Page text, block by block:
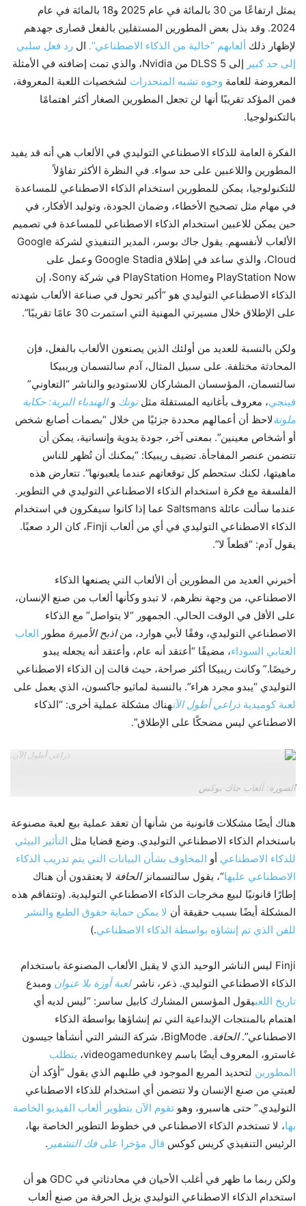
يمثل ارتفاعًا من 30 بالمائة في عام 2025 و18 بالمائة في عام
2024. وقد بذل بعض المطورين المستقلين بالفعل قصارى جهدهم
لإظهار ذلك ألعابهم “خالية من الذكاء الاصطناعي”. ال رد فعل سلبي
إلى حد كبير
إلى DLSS 5 من Nvidia، والذي تمت إضافته في الأمثلة
المعروضة للعامة وجوه تشبه المنحدرات لشخصيات اللعبة المعروفة،
فمن المؤكد تقريبًا أنها لن تجعل المطورين الصغار أكثر اهتمامًا
بالتكنولوجيا.
الفكرة العامة للذكاء الاصطناعي التوليدي في الألعاب هي أنه قد يفيد
المطورين واللاعبين على حد سواء. في النظرة الأكثر تفاؤلاً
للتكنولوجيا، يمكن للمطورين استخدام الذكاء الاصطناعي للمساعدة
في مهام مثل تصحيح الأخطاء، وضمان الجودة، وتوليد الأفكار، في
حين يمكن للاعبين استخدام الذكاء الاصطناعي للمساعدة في تصميم
الألعاب لأنفسهم. يقول جاك بوسر، المدير التنفيذي لشركة Google
Cloud، والذي ساعد في إطلاق Google Stadia وعمل على
PlayStation Now وPlayStation Home في شركة Sony، إن
الذكاء الاصطناعي التوليدي هو “أكبر تحول في صناعة الألعاب شهدته
على الإطلاق خلال مسيرتي المهنية التي استمرت 30 عامًا تقريبًا”.
ولكن بالنسبة للعديد من أولئك الذين يصنعون الألعاب بالفعل، فإن
المحادثة مختلفة. على سبيل المثال، آدم سالتسمان وريبيكا
سالتسمان، المؤسسان المشاركان للاستوديو والناشر “التعاوني”
فينجي، معروف بأغانيه المستقلة مثلتونك والهندباء البرية: حكاية
ملونةلاحظ أن أعمالهم محددة جزئيًا من خلال “بصمات أصابع شخص
أو أشخاص معينين”. بمعنى آخر، جودة يدوية وإنسانية، يمكن أن
تتضمن عنصر المفاجأة. تضيف ريبيكا: “يمكنك أن تُظهر للناس
ماهيتها، لكنك ستحطم كل توقعاتهم عندما يلعبونها”. تتعارض هذه
الفلسفة مع فكرة استخدام الذكاء الاصطناعي التوليدي في التطوير.
عندما سألت عائلة Saltsmans عما إذا كانوا سيفكرون في استخدام
الذكاء الاصطناعي التوليدي في أي من ألعاب Finji، كان الرد صعبًا.
يقول آدم: “قطعاً لا”.
أخبرني العديد من المطورين أن الألعاب التي يصنعها الذكاء
الاصطناعي، من وجهة نظرهم، لا تبدو وكأنها ألعاب من صنع الإنسان،
على الأقل في الوقت الحالي. الجمهور “لا يتواصل” مع الذكاء
الاصطناعي التوليدي، وفقًا لأبي هوارد، مناذبح الأميرة مطور العاب
العتابي السوداء، مضيفًا “أعتقد أنه عام، وأعتقد أنه يجعله يبدو
رخيصًا.” وكانت ريبيكا أكثر صراحة، حيث قالت إن الذكاء الاصطناعي
التوليدي “يبدو مجرد هراء”. بالنسبة لماثيو جاكسون، الذي يعمل على
لعبة كوميدية ذراعي أطول الآنهناك مشكلة عملية أخرى: “الذكاء
الاصطناعي ليس مضحكًا على الإطلاق”.
ذراعي أطول الآن.
الصورة: ألعاب جاك بوكس
هناك أيضًا مشكلات قانونية من شأنها أن تعقد عملية بيع لعبة مصنوعة
باستخدام الذكاء الاصطناعي التوليدي. وضع قضايا مثل التأثير البيئي
للذكاء الاصطناعي أو المخاوف بشأن البيانات التي يتم تدريب الذكاء
الاصطناعي عليها“، يقول سالتسمانزالحافة لا يعتقدون أن هناك
إطارًا قانونيًا لبيع مخرجات الذكاء الاصطناعي التوليدية. (وتتفاقم هذه
المشكلة أيضًا بسبب حقيقة أن لا يمكن حماية حقوق الطبع والنشر
للفن الذي تم إنشاؤه بواسطة الذكاء الاصطناعي.)
Finji ليس الناشر الوحيد الذي لا يقبل الألعاب المصنوعة باستخدام
الذكاء الاصطناعي التوليدي. ذعر، ناشرلعبة أوزة بلا عنوان ومبدع
تاريخ اللعبيقول المؤسس المشارك كابيل ساسر: “ليس لديه أي
اهتمام بالمنتجات الإبداعية التي تم إنشاؤها بواسطة الذكاء
الاصطناعي”.الحافة
. BigMode، شركة النشر التي أنشأها جيسون
غاسترو، المعروف أيضًا باسم videogamedunkey،
يتطلب
المطورين لتحديد المربع الموجود في طلبهم الذي يقول “أؤكد أن
لعبتي من صنع الإنسان ولا تتضمن أي استخدام للذكاء الاصطناعي
التوليدي.” حتى هاسبرو، وهو تقوم الآن بتطوير ألعاب الفيديو الخاصة
بها، لا تستخدم الذكاء الاصطناعي في خطوط التطوير الخاصة بها،
الرئيس التنفيذي كريس كوكس قال مؤخرا علىفك التشفير .
ولكن ربما ما ظهر في أغلب الأحيان في محادثاتي في GDC هو أن
استخدام الذكاء الاصطناعي التوليدي يزيل الحرفة من صنع ألعاب